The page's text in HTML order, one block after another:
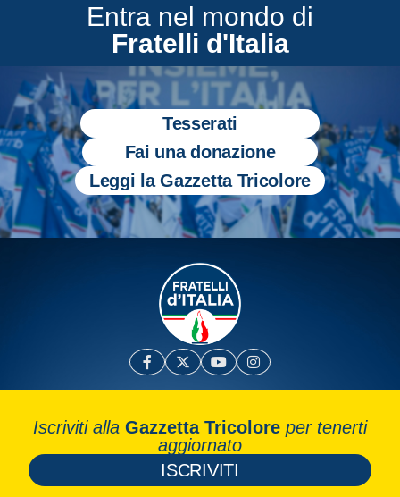
Entra nel mondo di
Fratelli d'Italia
Tesserati
Fai una donazione
Leggi la Gazzetta Tricolore
Iscriviti alla Gazzetta Tricolore per tenerti
aggiornato
ISCRIVITI